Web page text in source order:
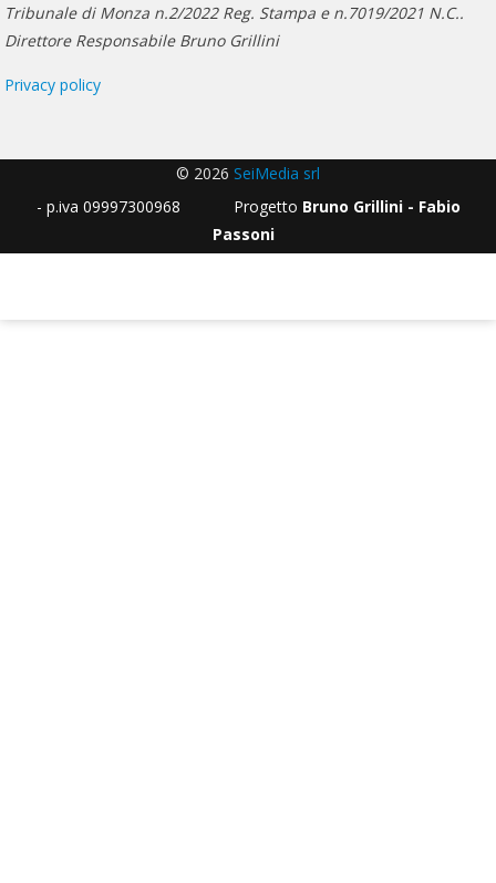
Tribunale di Monza n.2/2022 Reg. Stampa e n.7019/2021 N.C..
Direttore Responsabile Bruno Grillini
Privacy policy
© 2026 SeiMedia srl
- p.iva 09997300968 Progetto Bruno Grillini - Fabio
Passoni